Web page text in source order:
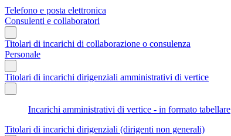
Telefono e posta elettronica
Consulenti e collaboratori
Titolari di incarichi di collaborazione o consulenza
Personale
Titolari di incarichi dirigenziali amministrativi di vertice
Incarichi amministrativi di vertice - in formato tabellare
Titolari di incarichi dirigenziali (dirigenti non generali)